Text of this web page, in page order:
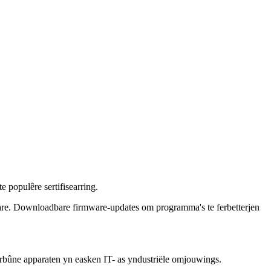
populêre sertifisearring.
Downloadbare firmware-updates om programma's te ferbetterjen
apparaten yn easken IT- as yndustriële omjouwings.